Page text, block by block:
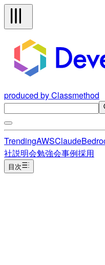
produced by Classmethod
TrendingAWSClaude
社説明会勉強会事例採用
目次